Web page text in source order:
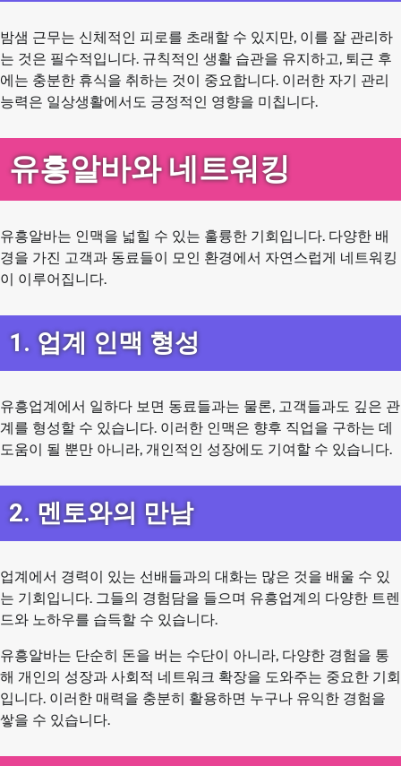
밤샘 근무는 신체적인 피로를 초래할 수 있지만, 이를 잘 관리하
는 것은 필수적입니다. 규칙적인 생활 습관을 유지하고, 퇴근 후
에는 충분한 휴식을 취하는 것이 중요합니다. 이러한 자기 관리
능력은 일상생활에서도 긍정적인 영향을 미칩니다.
유흥알바와 네트워킹
유흥알바는 인맥을 넓힐 수 있는 훌륭한 기회입니다. 다양한 배
경을 가진 고객과 동료들이 모인 환경에서 자연스럽게 네트워킹
이 이루어집니다.
1. 업계 인맥 형성
유흥업계에서 일하다 보면 동료들과는 물론, 고객들과도 깊은 관
계를 형성할 수 있습니다. 이러한 인맥은 향후 직업을 구하는 데
도움이 될 뿐만 아니라, 개인적인 성장에도 기여할 수 있습니다.
2. 멘토와의 만남
업계에서 경력이 있는 선배들과의 대화는 많은 것을 배울 수 있
는 기회입니다. 그들의 경험담을 들으며 유흥업계의 다양한 트렌
드와 노하우를 습득할 수 있습니다.
유흥알바는 단순히 돈을 버는 수단이 아니라, 다양한 경험을 통
해 개인의 성장과 사회적 네트워크 확장을 도와주는 중요한 기회
입니다. 이러한 매력을 충분히 활용하면 누구나 유익한 경험을
쌓을 수 있습니다.